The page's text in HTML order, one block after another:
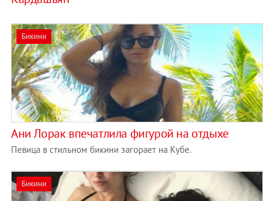
Бикини
Ани Лорак впечатлила фигурой на отдыхе
Певица в стильном бикини загорает на Кубе.
Бикини